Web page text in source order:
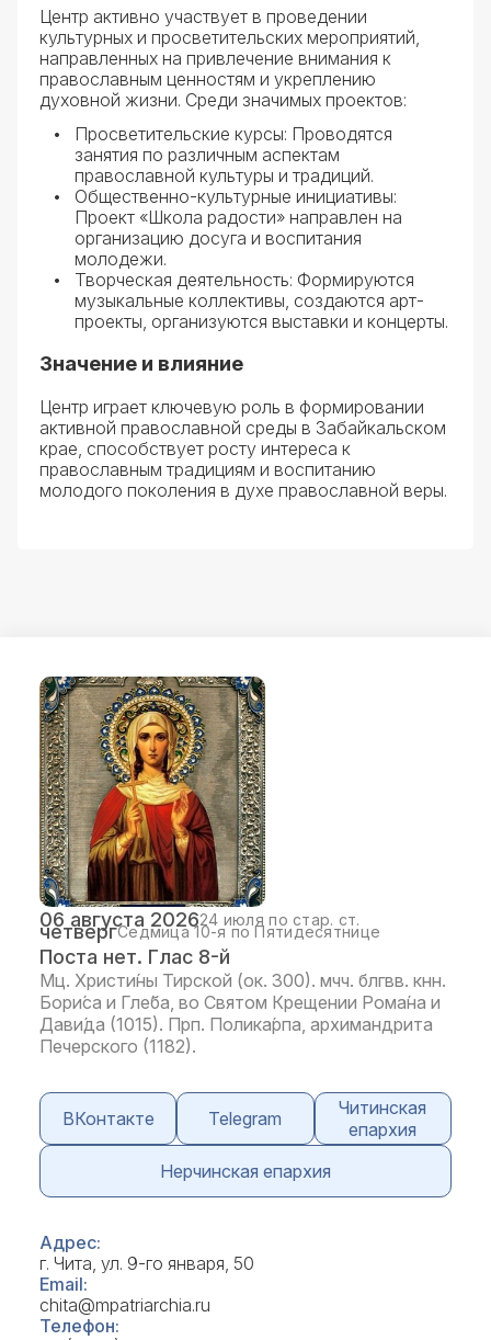
Центр активно участвует в проведении
культурных и просветительских мероприятий,
направленных на привлечение внимания к
православным ценностям и укреплению
духовной жизни. Среди значимых проектов:
Просветительские курсы: Проводятся
занятия по различным аспектам
православной культуры и традиций.
Общественно-культурные инициативы:
Проект «Школа радости» направлен на
организацию досуга и воспитания
молодежи.
Творческая деятельность: Формируются
музыкальные коллективы, создаются арт-
проекты, организуются выставки и концерты.
Значение и влияние
Центр играет ключевую роль в формировании
активной православной среды в Забайкальском
крае, способствует росту интереса к
православным традициям и воспитанию
молодого поколения в духе православной веры.
06 августа 202624 июля по стар. ст.
четвергСедмица 10-я по Пятидесятнице
Поста нет. Глас 8-й
Мц. Христи́ны Тирской (ок. 300). мчч. блгвв. кнн.
Бори́са и Гле́ба, во Святом Крещении Рома́на и
Дави́да (1015). Прп. Полика́рпа, архимандрита
Печерского (1182).
ВКонтакте Telegram
Читинская
епархия
Нерчинская епархия
Адрес:
г. Чита, ул. 9-го января, 50
Email:
chita@mpatriarchia.ru
Телефон: